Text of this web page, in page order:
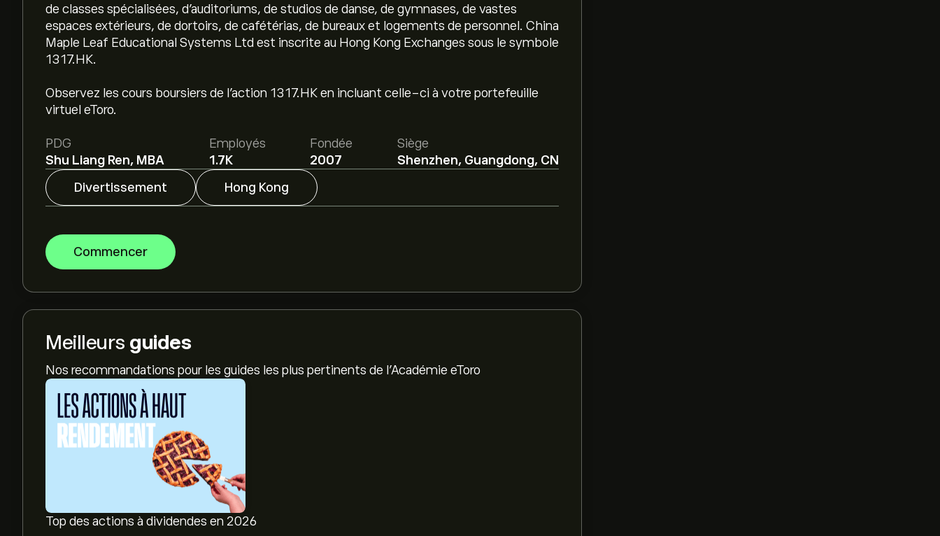
de classes spécialisées, d'auditoriums, de studios de danse, de gymnases, de vastes
espaces extérieurs, de dortoirs, de cafétérias, de bureaux et logements de personnel. China
Maple Leaf Educational Systems Ltd est inscrite au Hong Kong Exchanges sous le symbole
1317.HK.
Observez les cours boursiers de l'action 1317.HK en incluant celle-ci à votre portefeuille
virtuel eToro.
PDG
Shu Liang Ren, MBA
Employés
1.7K
Fondée
2007
Siège
Shenzhen, Guangdong, CN
Divertissement
Hong Kong
Commencer
Meilleurs guides
Nos recommandations pour les guides les plus pertinents de l'Académie eToro
Top des actions à dividendes en 2026